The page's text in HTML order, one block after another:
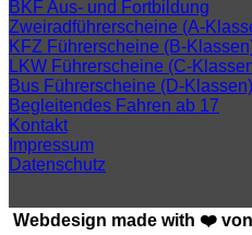
BKF Aus- und Fortbildung
Zweiradführerscheine (A-
KFZ Führerscheine (B-
LKW Führerscheine (C-
Bus Führerscheine (D-Klassen)
Begleitendes Fahren ab 17
Kontakt
Impressum
Datenschutz
Webdesign made with ❤️ von